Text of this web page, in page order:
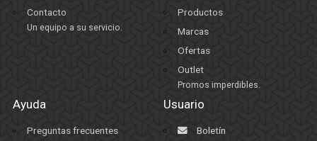
Contacto
Un equipo a su servicio.
Productos
Marcas
Ofertas
Outlet
Promos imperdibles.
Ayuda
Preguntas frecuentes
Usuario
Boletín